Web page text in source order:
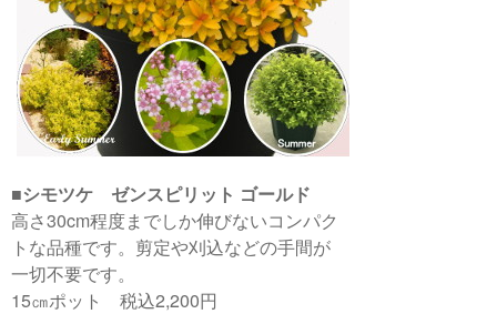
■シモツケ ゼンスピリット ゴールド
高さ30cm程度までしか伸びないコンパク
トな品種です。剪定や刈込などの手間が
一切不要です。
15㎝ポット 税込2,200円